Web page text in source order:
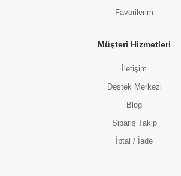
Favorilerim
Müşteri Hizmetleri
İletişim
Destek Merkezi
Blog
Sipariş Takip
İptal / İade